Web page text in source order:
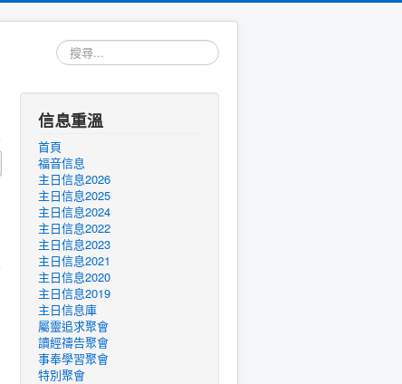
搜
尋...
信息重溫
首頁
福音信息
主日信息2026
主日信息2025
主日信息2024
主日信息2022
主日信息2023
主日信息2021
主日信息2020
主日信息2019
主日信息庫
屬靈追求聚會
讀經禱告聚會
事奉學習聚會
特別聚會